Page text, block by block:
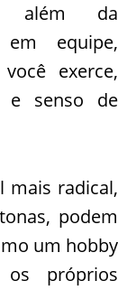
além da
equipe,
exerce,
e senso de
mais radical,
podem
um hobby
os próprios